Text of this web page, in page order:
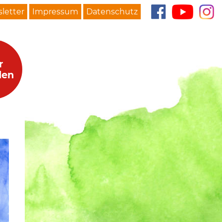
Impressum Datenschutz